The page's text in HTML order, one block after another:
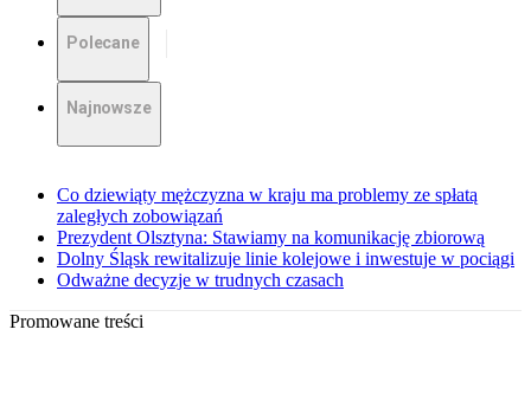
Polecane
Najnowsze
Co dziewiąty mężczyzna w kraju ma problemy ze spłatą
zaległych zobowiązań
Prezydent Olsztyna: Stawiamy na komunikację zbiorową
Dolny Śląsk rewitalizuje linie kolejowe i inwestuje w pociągi
Odważne decyzje w trudnych czasach
Promowane treści